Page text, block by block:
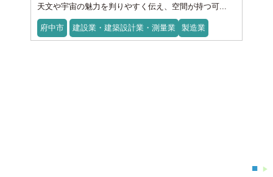
天文や宇宙の魅力を判りやすく伝え、空間が持つ可...
府中市 建設業・建築設計業・測量業 製造業
■ ▶